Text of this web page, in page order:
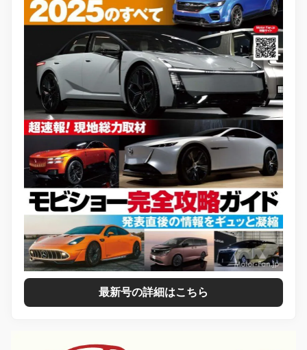
最新号の詳細はこちら